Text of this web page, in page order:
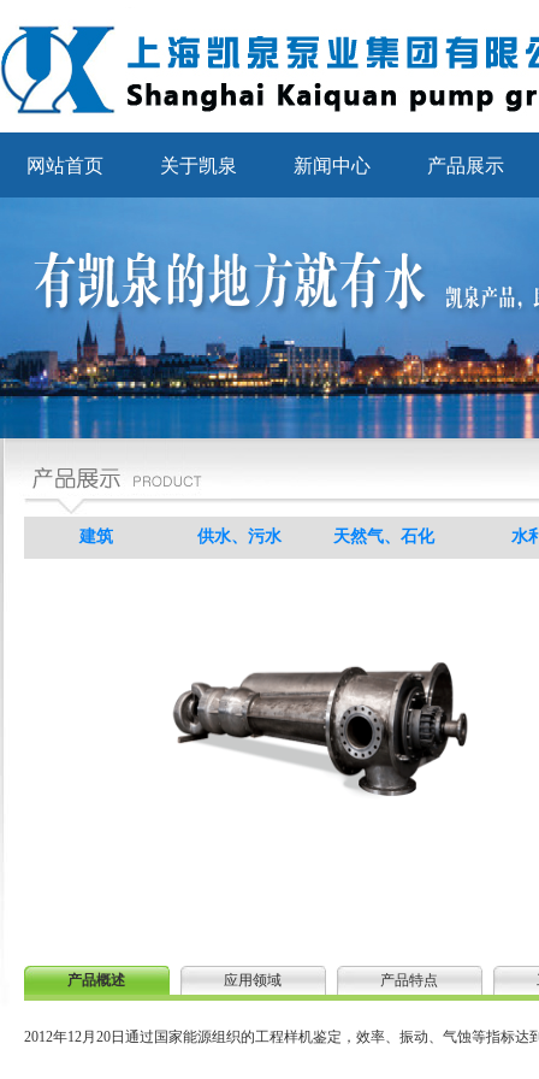
网站首页 关于凯泉 新闻中心 产品展示
建筑 供水、污水 天然气、石化 水
产品概述 应用领域 产品特点
2012年12月20日通过国家能源组织的工程样机鉴定，效率、振动、气蚀等指标达